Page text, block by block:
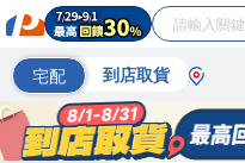
宅配 到店取貨